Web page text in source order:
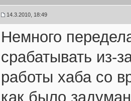
14.3.2010, 18:49
Немного
срабатывать из-
работы хаба со
как было